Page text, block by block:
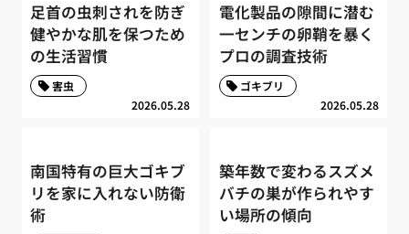
足首の虫刺されを防ぎ
健やかな肌を保つため
の生活習慣
2026.05.28
害虫
電化製品の隙間に潜む
一センチの卵鞘を暴く
プロの調査技術
2026.05.28
ゴキブリ
南国特有の巨大ゴキブ
リを家に入れない防衛
術
築年数で変わるスズメ
バチの巣が作られやす
い場所の傾向